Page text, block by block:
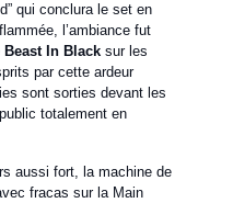
qui conclura le set en
l’ambiance fut
Beast In Blacksur les
par cette ardeur
sont sorties devant les
totalement en
aussi fort, la machine de
fracas sur la Main